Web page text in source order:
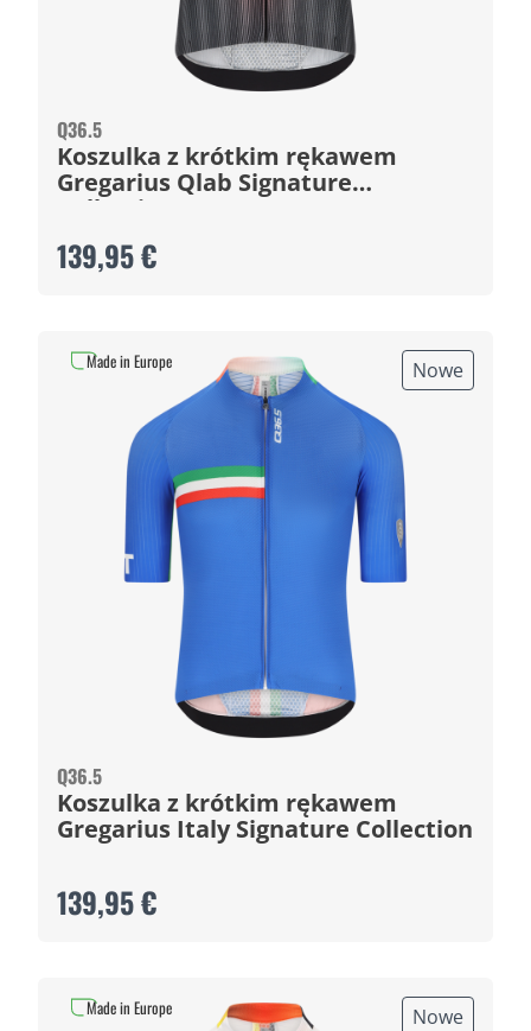
Q36.5
Koszulka z krótkim rękawem
Gregarius Qlab Signature
Collection
139,95 €
Nowe
Q36.5
Koszulka z krótkim rękawem
Gregarius Italy Signature Collection
139,95 €
Made in Europe
Nowe
Made in Europe